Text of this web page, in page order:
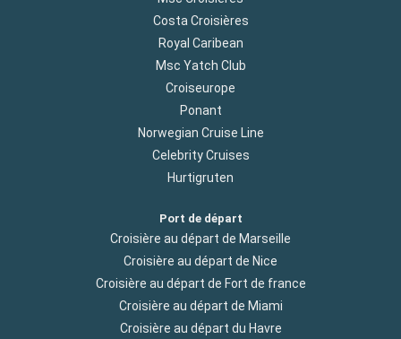
Costa Croisières
Royal Caribean
Msc Yatch Club
Croiseurope
Ponant
Norwegian Cruise Line
Celebrity Cruises
Hurtigruten
Port de départ
Croisière au départ de Marseille
Croisière au départ de Nice
Croisière au départ de Fort de france
Croisière au départ de Miami
Croisière au départ du Havre